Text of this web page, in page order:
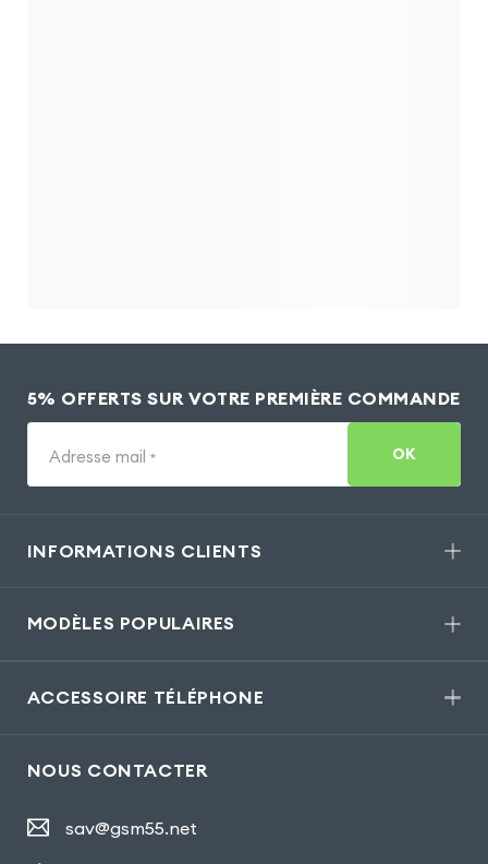
5% OFFERTS SUR VOTRE PREMIÈRE COMMANDE
Adresse mail * OK
INFORMATIONS CLIENTS
MODÈLES POPULAIRES
ACCESSOIRE TÉLÉPHONE
NOUS CONTACTER
sav@gsm55.net